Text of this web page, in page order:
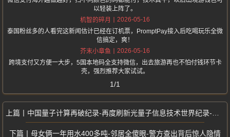
以轻装上阵了。
机智的碎月
2026-05-16
泰国粉丝多的人看完这新闻估计已经在订机票，PromptPay接入后吃喝玩乐全微
信搞定，爽！
芥末小章鱼
2026-05-16
跨境支付又方便一大步，5国本地码全支持微信，出去旅游再也不怕付钱环节卡
壳，强烈推荐大家试试。
1/1
中国量子计算再破纪录-再度刷新光量子信息技术世界纪录-九章四号研制成功
母女俩一年用水400多吨-邻居全傻眼-警方查出背后惊人隐情